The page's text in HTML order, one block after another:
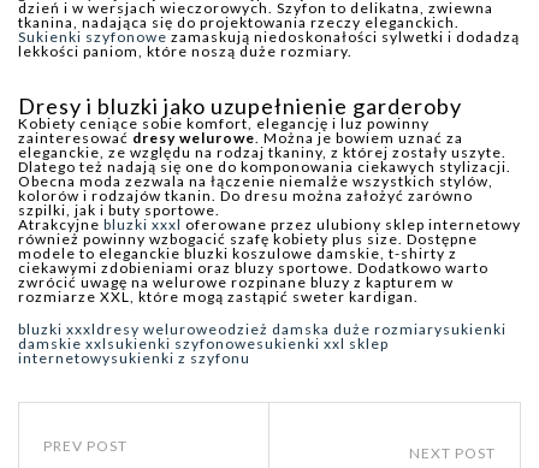
dzień i w wersjach wieczorowych. Szyfon to delikatna, zwiewna
tkanina, nadająca się do projektowania rzeczy eleganckich.
Sukienki szyfonowe zamaskują niedoskonałości sylwetki i dodadzą
lekkości paniom, które noszą duże rozmiary.
Dresy i bluzki jako uzupełnienie garderoby
Kobiety ceniące sobie komfort, elegancję i luz powinny
zainteresować dresy welurowe. Można je bowiem uznać za
eleganckie, ze względu na rodzaj tkaniny, z której zostały uszyte.
Dlatego też nadają się one do komponowania ciekawych stylizacji.
Obecna moda zezwala na łączenie niemalże wszystkich stylów,
kolorów i rodzajów tkanin. Do dresu można założyć zarówno
szpilki, jak i buty sportowe.
Atrakcyjne bluzki xxxl oferowane przez ulubiony sklep internetowy
również powinny wzbogacić szafę kobiety plus size. Dostępne
modele to eleganckie bluzki koszulowe damskie, t-shirty z
ciekawymi zdobieniami oraz bluzy sportowe. Dodatkowo warto
zwrócić uwagę na welurowe rozpinane bluzy z kapturem w
rozmiarze XXL, które mogą zastąpić sweter kardigan.
bluzki xxxl dresy weluroweodzież damska duże rozmiarysukienki
damskie xxl sukienki szyfonowesukienki xxl sklep
internetowysukienki z szyfonu
PREV POST
NEXT POST